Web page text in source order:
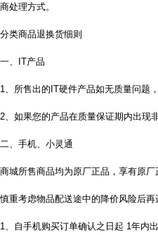
商处理方式。
分类商品退换货细则
一、IT产品
1、所售出的IT硬件产品如无质量问题
2、如果您的产品在质量保证期内出现
二、手机、小灵通
商城所售商品均为原厂正品，享有原
慎重考虑物品配送途中的降价风险后
1、自手机购买订单确认之日起 1年内